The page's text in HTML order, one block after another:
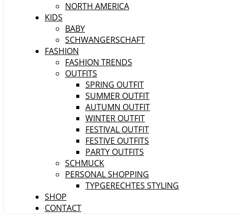
NORTH AMERICA
KIDS
BABY
SCHWANGERSCHAFT
FASHION
FASHION TRENDS
OUTFITS
SPRING OUTFIT
SUMMER OUTFIT
AUTUMN OUTFIT
WINTER OUTFIT
FESTIVAL OUTFIT
FESTIVE OUTFITS
PARTY OUTFITS
SCHMUCK
PERSONAL SHOPPING
TYPGERECHTES STYLING
SHOP
CONTACT